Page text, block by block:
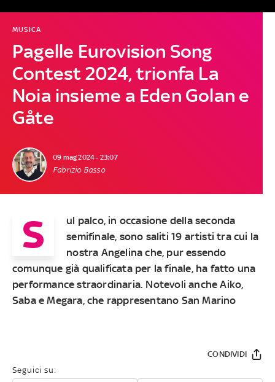
Pagelle Eurovision Song
Contest 2024, trionfa La
Noia insieme a Eden Golan e
Gåte
MUSICA
09 mag 2024 - 23:07
Fabrizio Basso
S
ul palco, in occasione della seconda
semifinale, sono saliti 19 artisti tra cui la
nostra Angelina che, pur essendo
comunque già qualificata per la finale, ha fatto una
performance straordinaria. Notevoli anche Aiko,
Saba e Megara, che rappresentano San Marino
Seguici su:
CONDIVIDI